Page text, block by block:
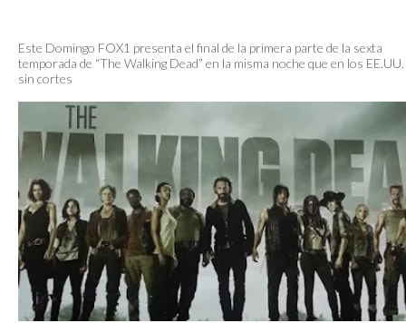
Este Domingo FOX1 presenta el final de la primera parte de la sexta
temporada de “The Walking Dead” en la misma noche que en los
sin cortes